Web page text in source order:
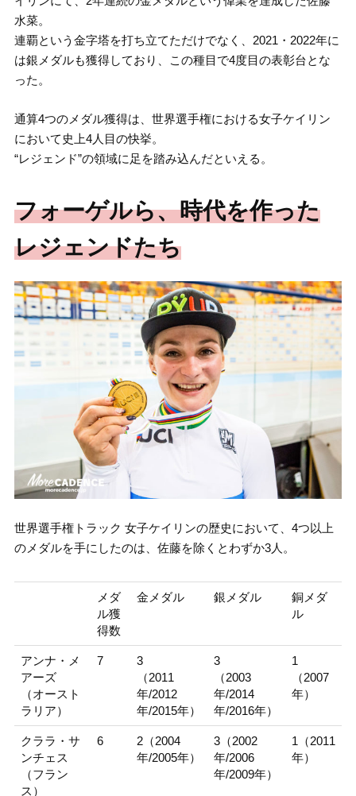
水菜。
連覇という金字塔を打ち立てただけでなく、2021・2022年に
は銀メダルも獲得しており、この種目で4度目の表彰台とな
った。
通算4つのメダル獲得は、世界選手権における女子ケイリン
において史上4人目の快挙。
“レジェンド”の領域に足を踏み込んだといえる。
フォーゲルら、時代を作った
レジェンドたち
世界選手権トラック 女子ケイリンの歴史において、4つ以上
のメダルを手にしたのは、佐藤を除くとわずか3人。
メダ
ル獲
得数
金メダル 銀メダル
銅メダ
ル
アンナ・メ
アーズ
（オースト
ラリア）
7
3
（2011
年/2012
年/2015年）
3
（2003
年/2014
年/2016年）
1
（2007
年）
クララ・サ
ンチェス
（フラン
ス）
6
2（2004
年/2005年）
3（2002
年/2006
年/2009年）
1（2011
年）